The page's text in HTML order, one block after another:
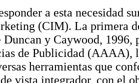
a esta necesidad
(CIM). La primera
Duncan y Caywood,
de Publicidad (AAAA),
herramientas que
vista integrador, con el